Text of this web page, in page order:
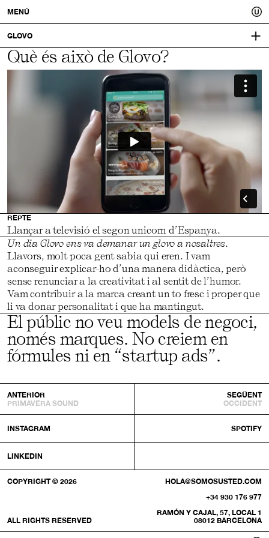
Usted.
Un
millor
tu.
MENÚ
GLOVO
GLOVOAPP.COM
PRODUCTORA:
COPYWRITING
Què és això de Glovo?
REPTE
Llançar a televisió el segon unicorn d’Espanya.
Un dia Glovo ens va demanar un glovo a nosaltres.
Llavors, molt poca gent sabia qui eren. I vam
aconseguir explicar-ho d’una manera didàctica, però
sense renunciar a la creativitat i al sentit de l’humor.
Vam contribuir a la marca creant un to fresc i proper que
li va donar personalitat i que ha mantingut.
El públic no veu models de negoci,
només marques. No creiem en
fórmules ni en “startup ads”.
ANTERIOR
PRIMAVERA SOUND
SEGÜENT
OCCIDENT
INSTAGRAM SPOTIFY
LINKEDIN
COPYRIGHT © 2026
ALL RIGHTS RESERVED
HOLA@SOMOSUSTED.COM
+34 930 176 977
RAMÓN Y CAJAL, 57, LOCAL 1
08012 BARCELONA